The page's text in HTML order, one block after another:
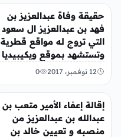
عربي ودولي
حقيقة وفاة عبدالعزيز بن
فهد بن عبدالعزيز ال سعود
التي تروج له مواقع قطرية
وتستشهد بموقع ويكيبيديا
12 نوفمبر، 2017 0
عربي ودولي
إقالة إعفاء الأمير متعب بن
عبدالله بن عبدالعزيز من
منصبه و تعيين خالد بن